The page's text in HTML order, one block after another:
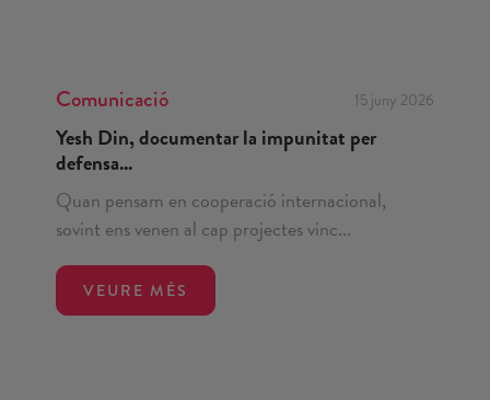
Comunicació 15 juny 2026
Yesh Din, documentar la impunitat per
defensa...
Quan pensam en cooperació internacional,
sovint ens venen al cap projectes vinc...
VEURE MÉS